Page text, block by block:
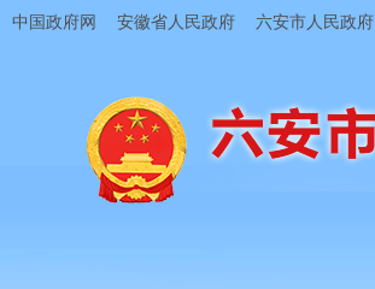
中国政府网 安徽省人民政府 六安市人民政府